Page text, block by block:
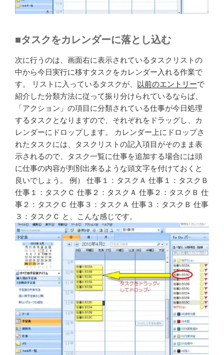
■タスクをカレンダーに落とし込む
次に行うのは、画面右に表示されているタスクリストの
中から今日実行に移すタスクをカレンダー入れる作業で
す。 リストに入っているタスクが、
以前のエントリーで
紹介した分類方法に従って振り分けられているならば、
「アクション」の項目に分類されている仕事が今日処理
するタスクとなりますので、それぞれをドラッグし、カ
レンダーにドロップします。 カレンダー上にドロップさ
れたタスクには、タスクリストの記入項目がそのまま表
示されるので、タスク一覧に仕事を追加する場合には頭
に仕事の内容が判別出来るような頭文字を付けておくと
良いでしょう。 例） 仕事１：タスクＡ 仕事１：タスクＢ
仕事１：タスクＣ 仕事２：タスクＡ 仕事２：タスクＢ 仕
事２：タスクＣ 仕事３：タスクＡ 仕事３：タスクＢ 仕事
３：タスクＣ と、こんな感じです。